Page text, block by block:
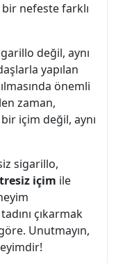
nefeste farklı
değil, aynı
yapılan
önemli
zaman,
içim değil, aynı
sigarillo,
içim ile
çıkarmak
Unutmayın,